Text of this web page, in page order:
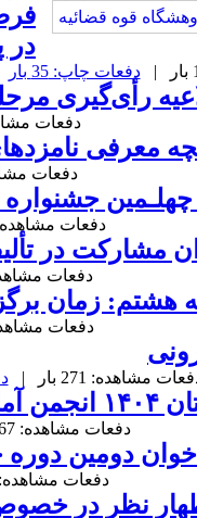
در
دفعات چاپ: 35 بار
رأی‌گیری
دفعات مشاهده:
معرفی
دفعات مشاهده:
دفعات مشاهده: 160
مشارکت در
دفعات مشاهده: 156
زمان برگزاری ۲۵ امین مسابقه
دفعات مشاهده: 183
مشاهده: 271 بار |
شد.
دفعات مشاهده: 267 بار |
دومین دوره
دفعات مشاهده: 311 بار |
نظر در خصوص زمان برگزاری